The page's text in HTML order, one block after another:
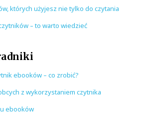
których użyjesz nie tylko do czytania
– to warto wiedzieć
ebooków – co zrobić?
z wykorzystaniem czytnika
ebooków